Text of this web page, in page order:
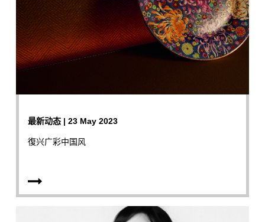
最新动态 | 23 May 2023
復兴广彩中国风